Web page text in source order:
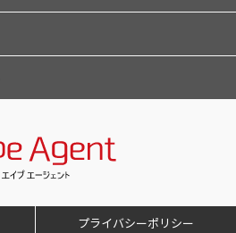
プライバシーポリシー